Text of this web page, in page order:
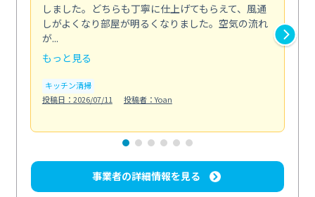
しました。どちらも丁寧に仕上げてもらえて、風通
しがよくなり部屋が明るくなりました。空気の流れ
が...
もっと見る
キッチン清掃
投稿日：2026/07/11
投稿者：Yoan
事業者の詳細情報を見る